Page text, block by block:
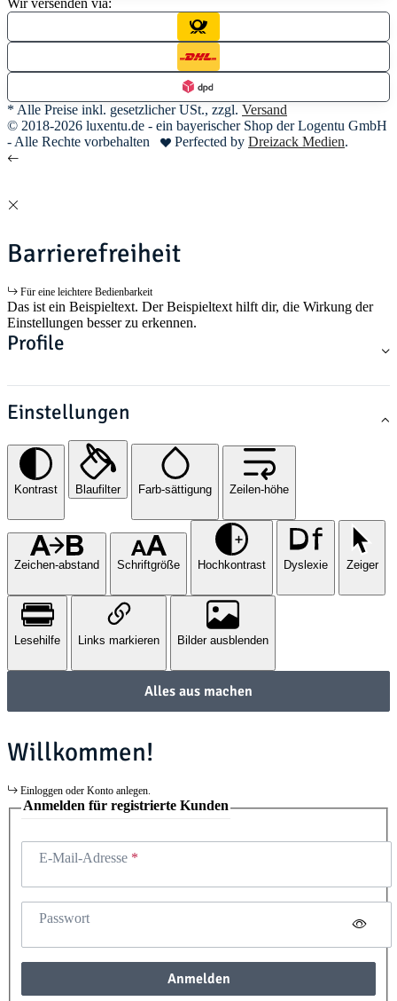
Wir versenden via:
* Alle Preise inkl. gesetzlicher USt., zzgl. Versand
© 2018-2026 luxentu.de - ein bayerischer Shop der Logentu GmbH
- Alle Rechte vorbehalten
Perfected by Dreizack Medien.
Barrierefreiheit
Für eine leichtere Bedienbarkeit
Das ist ein Beispieltext. Der Beispieltext hilft dir, die Wirkung der
Einstellungen besser zu erkennen.
Profile
Einstellungen
Kontrast Blaufilter Farb-sättigung Zeilen-höhe
Zeichen-abstand Schriftgröße Hochkontrast Dyslexie Zeiger
Lesehilfe Links markieren Bilder ausblenden
Alles aus machen
Willkommen!
Einloggen oder Konto anlegen.
Anmelden für registrierte Kunden
E-Mail-Adresse
Passwort
Anmelden